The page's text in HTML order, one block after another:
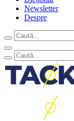
Newsletter
Despre